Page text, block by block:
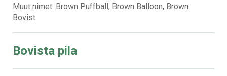
Muut nimet: Brown Puffball, Brown Balloon, Brown
Bovist.
Bovista pila